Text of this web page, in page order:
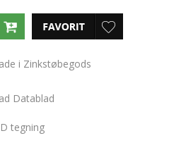
i Zinkstøbegods
Datablad
tegning